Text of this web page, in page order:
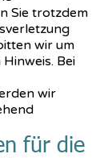
Sie trotzdem
wir um
Bei
wir
für die